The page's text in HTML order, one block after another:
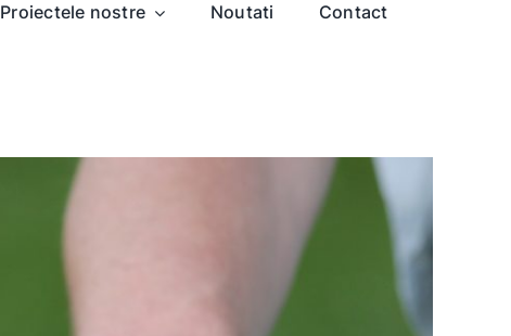
Proiectele nostre Noutati Contact